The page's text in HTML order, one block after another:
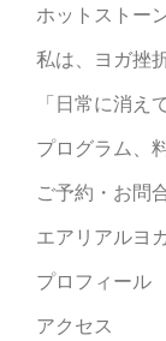
ホットストー
私は、ヨガ挫
「日常に消え
プログラム、
ご予約・お問
エアリアルヨ
プロフィール
アクセス